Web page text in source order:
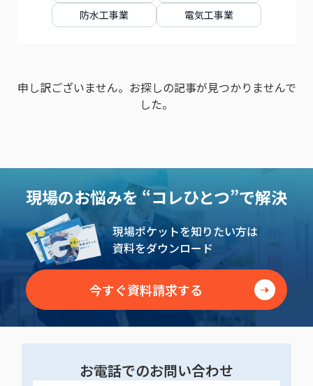
防水工事業
電気工事業
申し訳ございません。お探しの記事が見つかりませんで
した。
現場のお悩みを “コレひとつ”で解決
現場ポケットを知りたい方は
資料をダウンロード
今すぐ資料請求する
お電話でのお問い合わせ